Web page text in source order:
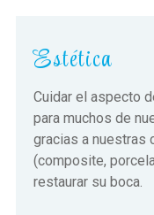
Estética
Cuidar el aspecto
para muchos de
gracias a nuestras
(composite,
restaurar su boca.